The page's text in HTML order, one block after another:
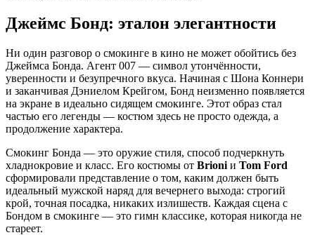
Джеймс Бонд: эталон элегантности
Ни один разговор о смокинге в кино не может обойтись без
Джеймса Бонда. Агент 007 — символ утончённости,
уверенности и безупречного вкуса. Начиная с Шона Коннери
и заканчивая Дэниелом Крейгом, Бонд неизменно появляется
на экране в идеально сидящем смокинге. Этот образ стал
частью его легенды — костюм здесь не просто одежда, а
продолжение характера.
Смокинг Бонда — это оружие стиля, способ подчеркнуть
хладнокровие и класс. Его костюмы от Brioni и Tom Ford
сформировали представление о том, каким должен быть
идеальный мужской наряд для вечернего выхода: строгий
крой, точная посадка, никаких излишеств. Каждая сцена с
Бондом в смокинге — это гимн классике, которая никогда не
стареет.